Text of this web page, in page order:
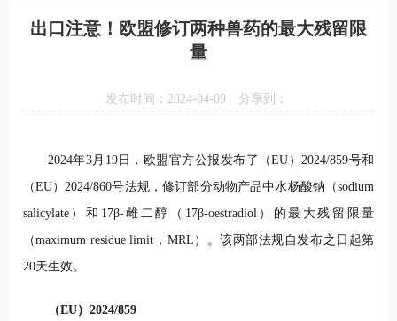
出口注意！欧盟修订两种兽药的最大残留限
量
发布时间：2024-04-09 分享到：
2024年3月19日，欧盟官方公报发布了（EU）2024/859号和
（EU）2024/860号法规，修订部分动物产品中水杨酸钠（sodium
salicylate）和17β-雌二醇（17β-oestradiol）的最大残留限量
（maximum residue limit，MRL）。该两部法规自发布之日起第
20天生效。
（EU）2024/859